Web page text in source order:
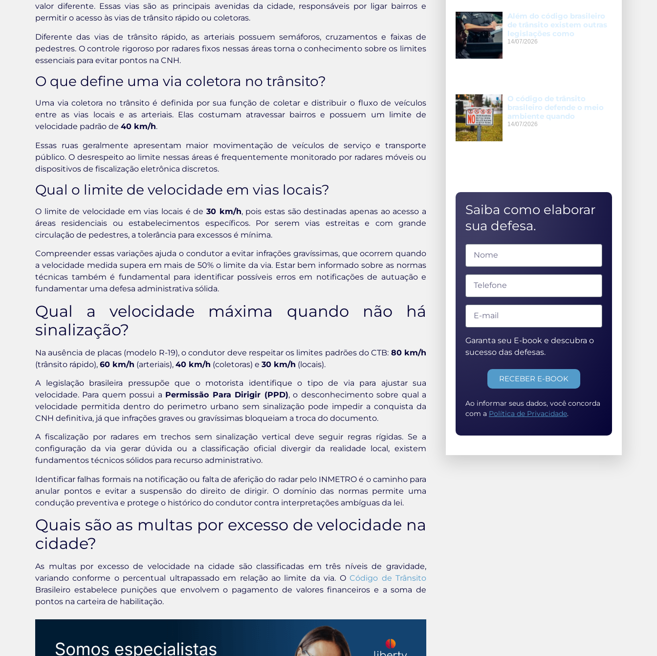
valor diferente. Essas vias são as principais avenidas da cidade, responsáveis por ligar bairros e
permitir o acesso às vias de trânsito rápido ou coletoras.
Diferente das vias de trânsito rápido, as arteriais possuem semáforos, cruzamentos e faixas de
pedestres. O controle rigoroso por radares fixos nessas áreas torna o conhecimento sobre os limites
essenciais para evitar pontos na CNH.
O que define uma via coletora no trânsito?
Uma via coletora no trânsito é definida por sua função de coletar e distribuir o fluxo de veículos
entre as vias locais e as arteriais. Elas costumam atravessar bairros e possuem um limite de
velocidade padrão de 40 km/h.
Essas ruas geralmente apresentam maior movimentação de veículos de serviço e transporte
público. O desrespeito ao limite nessas áreas é frequentemente monitorado por radares móveis ou
dispositivos de fiscalização eletrônica discretos.
Qual o limite de velocidade em vias locais?
O limite de velocidade em vias locais é de 30 km/h, pois estas são destinadas apenas ao acesso a
áreas residenciais ou estabelecimentos específicos. Por serem vias estreitas e com grande
circulação de pedestres, a tolerância para excessos é mínima.
Compreender essas variações ajuda o condutor a evitar infrações gravíssimas, que ocorrem quando
a velocidade medida supera em mais de 50% o limite da via. Estar bem informado sobre as normas
técnicas também é fundamental para identificar possíveis erros em notificações de autuação e
fundamentar uma defesa administrativa sólida.
Qual a velocidade máxima quando não há
sinalização?
Na ausência de placas (modelo R-19), o condutor deve respeitar os limites padrões do CTB: 80 km/h
(trânsito rápido), 60 km/h (arteriais), 40 km/h (coletoras) e 30 km/h (locais).
A legislação brasileira pressupõe que o motorista identifique o tipo de via para ajustar sua
velocidade. Para quem possui a Permissão Para Dirigir (PPD), o desconhecimento sobre qual a
velocidade permitida dentro do perimetro urbano sem sinalização pode impedir a conquista da
CNH definitiva, já que infrações graves ou gravíssimas bloqueiam a troca do documento.
A fiscalização por radares em trechos sem sinalização vertical deve seguir regras rígidas. Se a
configuração da via gerar dúvida ou a classificação oficial divergir da realidade local, existem
fundamentos técnicos sólidos para recurso administrativo.
Identificar falhas formais na notificação ou falta de aferição do radar pelo INMETRO é o caminho para
anular pontos e evitar a suspensão do direito de dirigir. O domínio das normas permite uma
condução preventiva e protege o histórico do condutor contra interpretações ambíguas da lei.
Quais são as multas por excesso de velocidade na
cidade?
As multas por excesso de velocidade na cidade são classificadas em três níveis de gravidade,
variando conforme o percentual ultrapassado em relação ao limite da via. OCódigo de Trânsito
Brasileiro estabelece punições que envolvem o pagamento de valores financeiros e a soma de
pontos na carteira de habilitação.
Além do código brasileiro
de trânsito existem outras
legislações como
14/07/2026
O código de trânsito
brasileiro defende o meio
ambiente quando
14/07/2026
Saiba como elaborar
sua defesa.
Garanta seu E-book e descubra o
sucesso das defesas.
RECEBER E-BOOK
Ao informar seus dados, você concorda
com a Política de Privacidade.